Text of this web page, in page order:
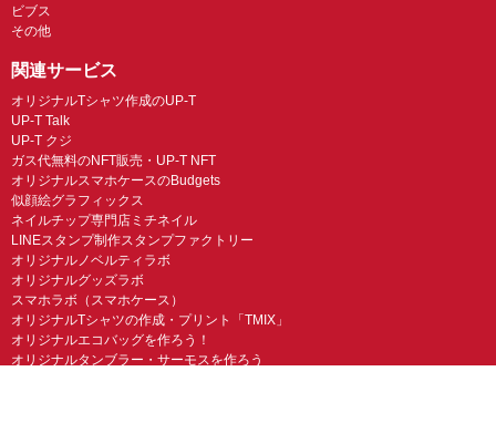
ビブス
その他
関連サービス
オリジナルTシャツ作成のUP-T
UP-T Talk
UP-T クジ
ガス代無料のNFT販売・UP-T NFT
オリジナルスマホケースのBudgets
似顔絵グラフィックス
ネイルチップ専門店ミチネイル
LINEスタンプ制作スタンプファクトリー
オリジナルノベルティラボ
オリジナルグッズラボ
スマホラボ（スマホケース）
オリジナルTシャツの作成・プリント「TMIX」
オリジナルエコバッグを作ろう！
オリジナルタンブラー・サーモスを作ろう